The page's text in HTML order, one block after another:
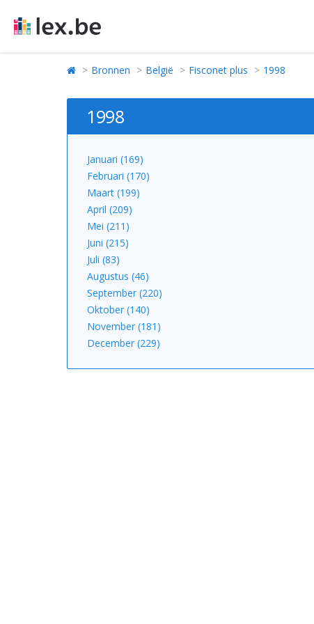
Bronnen België Fisconet plus 1998
1998
Januari (169)
Februari (170)
Maart (199)
April (209)
Mei (211)
Juni (215)
Juli (83)
Augustus (46)
September (220)
Oktober (140)
November (181)
December (229)